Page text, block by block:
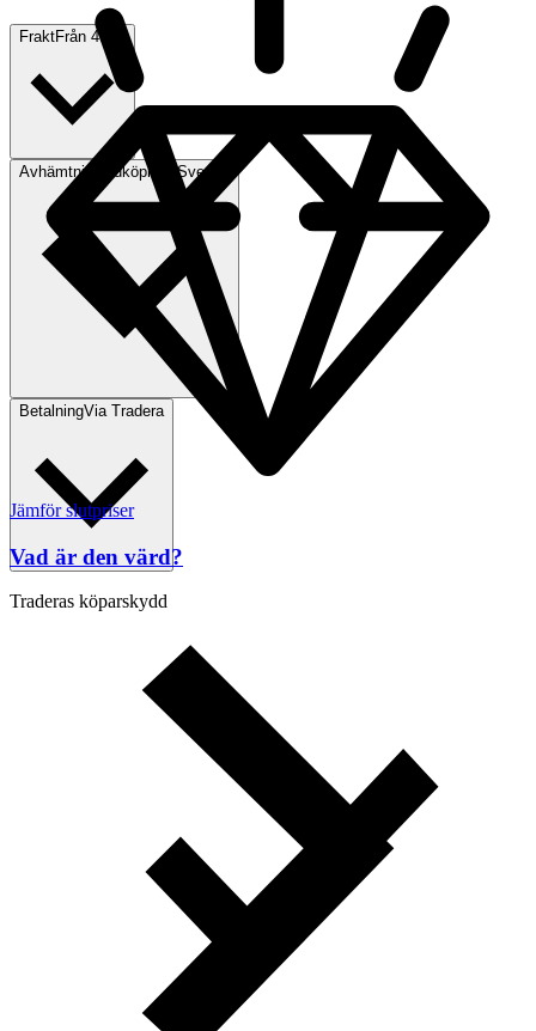
FraktFrån 49 kr
Avhämtning Lidköping, Sverige
BetalningVia Tradera
Traderas köparskydd
Jämför slutpriser
Vad är den värd?